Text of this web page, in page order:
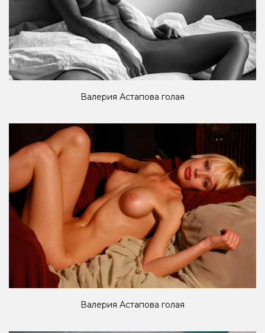
Валерия Астапова голая
Валерия Астапова голая